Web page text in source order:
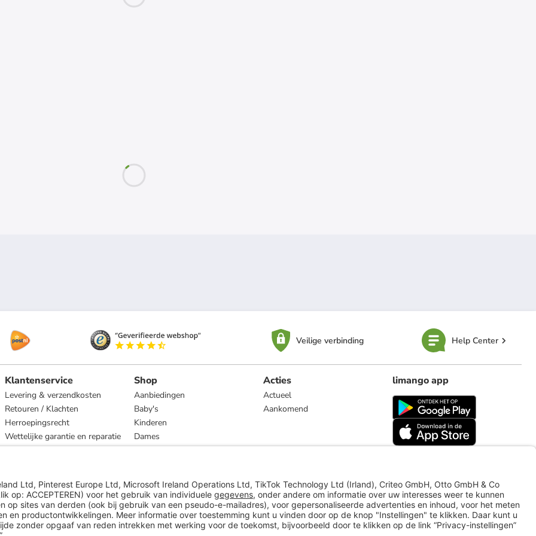
Veilige verbinding Help Center
Klantenservice
Levering & verzendkosten
Retouren / Klachten
Herroepingsrecht
Wettelijke garantie en reparatie
Shop
Aanbiedingen
Baby's
Kinderen
Dames
Heren
Acties
Actueel
Aankomend
limango app
limango.de limango.pl